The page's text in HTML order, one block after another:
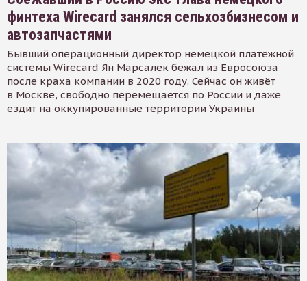
финтеха Wirecard занялся сельхозбизнесом и
автозапчастями
Бывший операционный директор немецкой платёжной
системы Wirecard Ян Марсалек бежал из Евросоюза
после краха компании в 2020 году. Сейчас он живёт
в Москве, свободно перемещается по России и даже
ездит на оккупированные территории Украины